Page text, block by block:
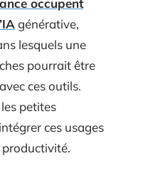
occupent
générative,
lesquels une
pourrait être
ces outils.
petites
ces usages